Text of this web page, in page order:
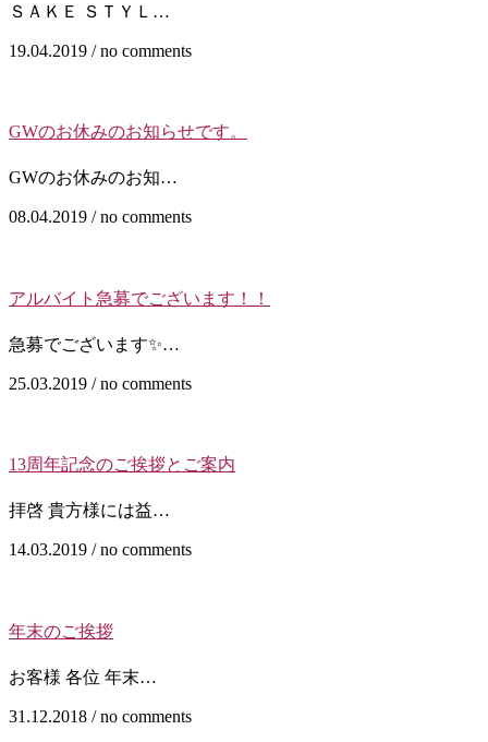
ＳＡＫＥ ＳＴＹＬ…
19.04.2019 / no comments
GWのお休みのお知らせです。
GWのお休みのお知…
08.04.2019 / no comments
アルバイト急募でございます！！
急募でございます✨…
25.03.2019 / no comments
13周年記念のご挨拶とご案内
拝啓 貴方様には益…
14.03.2019 / no comments
年末のご挨拶
お客様 各位 年末…
31.12.2018 / no comments